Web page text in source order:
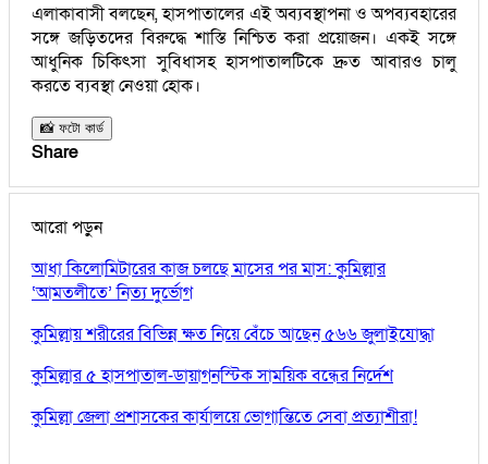
এলাকাবাসী বলছেন, হাসপাতালের এই অব্যবস্থাপনা ও অপব্যবহারের
সঙ্গে জড়িতদের বিরুদ্ধে শাস্তি নিশ্চিত করা প্রয়োজন। একই সঙ্গে
আধুনিক চিকিৎসা সুবিধাসহ হাসপাতালটিকে দ্রুত আবারও চালু
করতে ব্যবস্থা নেওয়া হোক।
📸 ফটো কার্ড
Share
আরো পড়ুন
আধা কিলোমিটারের কাজ চলছে মাসের পর মাস: কুমিল্লার
‘আমতলীতে’ নিত্য দুর্ভোগ
কুমিল্লায় শরীরের বিভিন্ন ক্ষত নিয়ে বেঁচে আছেন ৫৬৬ জুলাইযোদ্ধা
কুমিল্লার ৫ হাসপাতাল-ডায়াগনস্টিক সাময়িক বন্ধের নির্দেশ
কুমিল্লা জেলা প্রশাসকের কার্যালয়ে ভোগান্তিতে সেবা প্রত্যাশীরা!